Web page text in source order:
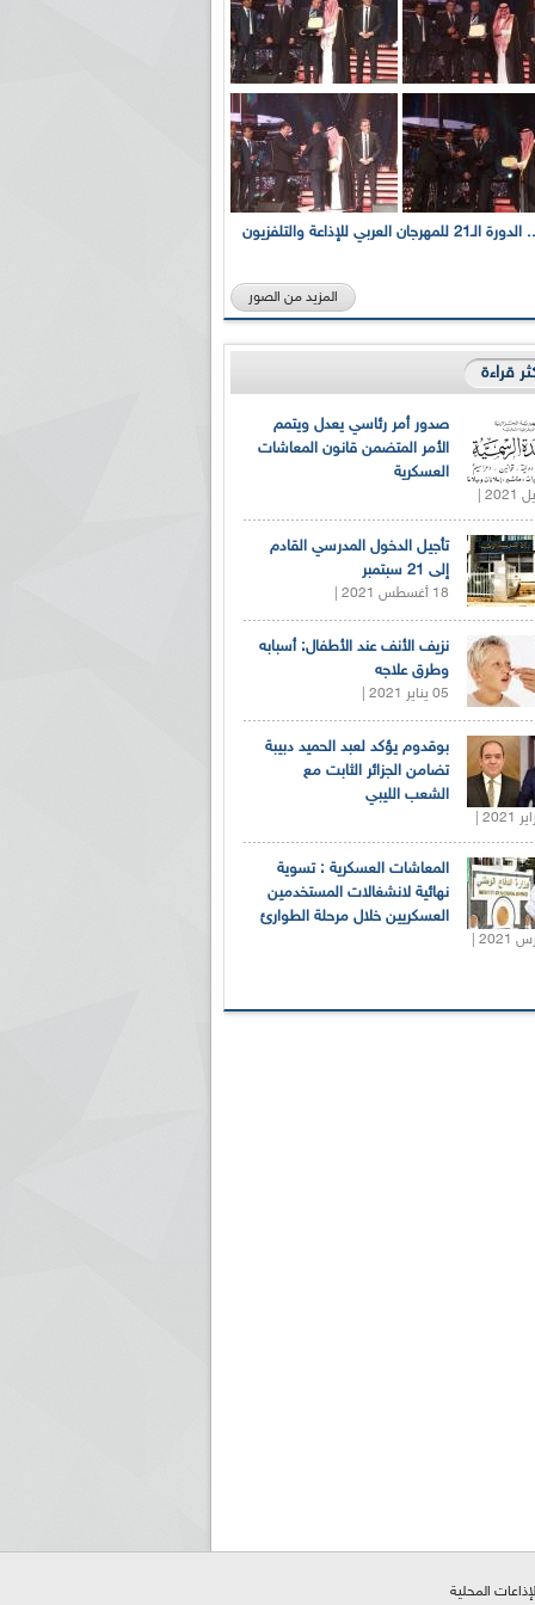
بالصور... الدورة الـ21 للمهرجان العربي للإذاعة والتلفزيون
المزيد من الصور
قراءة
صدور أمر رئاسي يعدل ويتمم
الأمر المتضمن قانون المعاشات
العسكرية
تأجيل الدخول المدرسي القادم
إلى 21 سبتمبر
18 أغسطس 2021 |
نزيف الأنف عند الأطفال: أسبابه
وطرق علاجه
05 يناير 2021 |
بوقدوم يؤكد لعبد الحميد دبيبة
تضامن الجزائر الثابت مع
الشعب الليبي
المعاشات العسكرية : تسوية
نهائية لانشغالات المستخدمين
العسكريين خلال مرحلة الطوارئ
المحلية